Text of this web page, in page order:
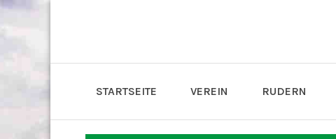
STARTSEITE VEREIN RUDERN